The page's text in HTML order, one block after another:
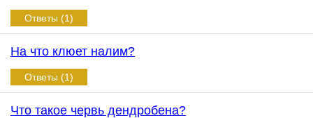
Ответы (1)
На что клюет налим?
Ответы (1)
Что такое червь дендробена?